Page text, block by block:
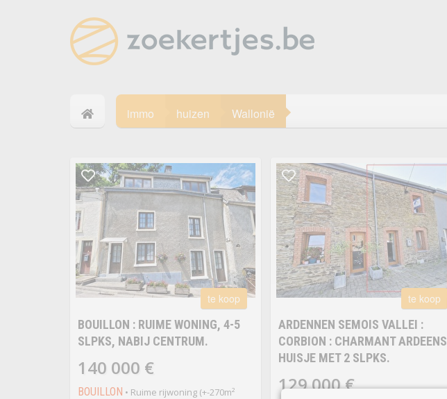
immo huizen Wallonië
te koop
BOUILLON : RUIME WONING, 4-5
SLPKS, NABIJ CENTRUM.
140 000 €
BOUILLON • Ruime rijwoning (+-270m²
te koop
ARDENNEN SEMOIS VALLEI :
CORBION : CHARMANT ARDEENS
HUISJE MET 2 SLPKS.
129 000 €